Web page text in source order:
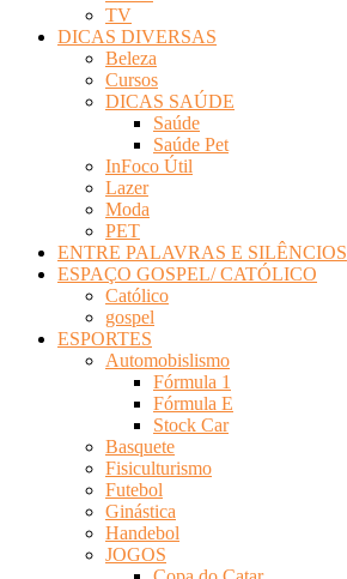
TV
DICAS DIVERSAS
Beleza
Cursos
DICAS SAÚDE
Saúde
Saúde Pet
InFoco Útil
Lazer
Moda
PET
ENTRE PALAVRAS E SILÊNCIOS
ESPAÇO GOSPEL/ CATÓLICO
Católico
gospel
ESPORTES
Automobislismo
Fórmula 1
Fórmula E
Stock Car
Basquete
Fisiculturismo
Futebol
Ginástica
Handebol
JOGOS